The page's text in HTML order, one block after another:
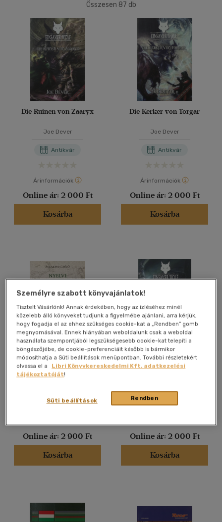
6 -10 év (1)
14 - 18 év(1)
mind(10)
Gyermek és ifjúsági
Felnőtt(68)
Magyar(65)
Vélemény szerint
Összesen 87 db
Die Ruinen von Zaaryx
Joe Dever
Antikvár
Árinformációk
Online ár: 2 000 Ft
Kosárba
Die Kerker von Torgar
Joe Dever
Antikvár
Árinformációk
Online ár: 2 000 Ft
Kosárba
Nyelvi rejtvény, játék,
verseny
Zsigmond Győző
Online ár: 2 900 Ft
Kosárba
Die Königreiche des
Schreckens
Antikvár
Online ár: 2 000 Ft
Kosárba
Személyre szabott könyvajánlatok!
Tisztelt Vásárlónk! Annak érdekében, hogy az ízléséhez minél
közelebb álló könyveket tudjunk a figyelmébe ajánlani, arra kérjük,
hogy fogadja el az ehhez szükséges cookie-kat a „Rendben” gomb
megnyomásával. Ennek hiányában weboldalunk csak a weboldal
használata szempontjából legszükségesebb cookie-kat telepíti a
böngészőjébe, de cookie-preferenciáit később is bármikor
módosíthatja a Süti beállítások menüpontban. További részletekért
olvassa el a
Libri Könyvkereskedelmi Kft. adatkezelési
tájékoztatóját!
Rendben
Süti beállítások